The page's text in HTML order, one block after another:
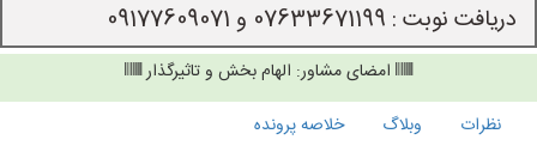
دریافت نوبت : 07633671199 و 09177609071
امضای مشاور: الهام بخش و تاثیرگذار
نظرات
وبلاگ خلاصه پرونده